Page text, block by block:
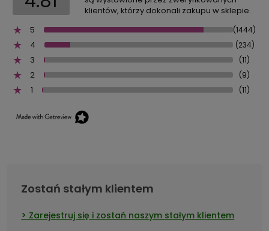
klientów, którzy dokonali zakupu w sklepie.
5
(1444)
4 (234)
3 (11)
2 (9)
1 (11)
Zostań stałym klientem
Zarejestruj się i zostań naszym stałym klientem